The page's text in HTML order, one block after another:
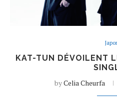
KAT-TUN DÉVOILENT
byCelia Cheurfa